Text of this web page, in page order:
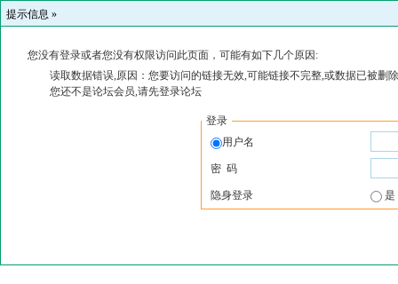
提示信息 »
您没有登录或者您没有权限访问此页面，可能有如下几个原因:
读取数据错误,原因：您要访问的链接无效,可能链接不完整,或数据已被删
您还不是论坛会员,请先登录论坛
登录
用户名
密 码
隐身登录